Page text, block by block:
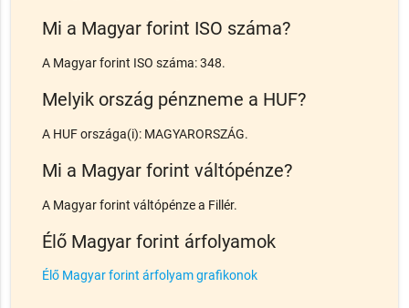
Mi a Magyar forint ISO száma?
A Magyar forint ISO száma: 348.
Melyik ország pénzneme a HUF?
A HUF országa(i): MAGYARORSZÁG.
Mi a Magyar forint váltópénze?
A Magyar forint váltópénze a Fillér.
Élő Magyar forint árfolyamok
Élő Magyar forint árfolyam grafikonok